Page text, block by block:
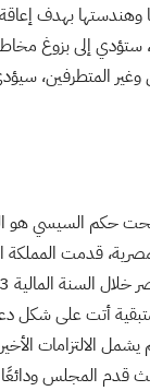
وهندستها بهدف
ستؤدي إلى بزوغ
وغير المتطرفين،
تحت حكم السيسي
قدمت المملكة
ظهرت بشكل منح نفطية عينية،
يشمل الالتزامات
قدم المجلس